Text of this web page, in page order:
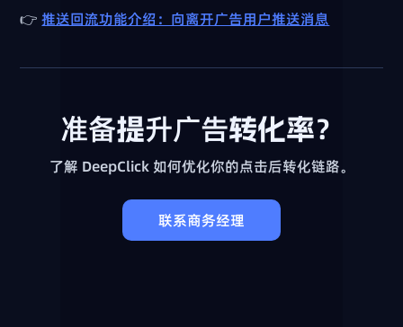
👉推送回流功能介绍：向离开广告用户推送消息
准备提升广告转化率？
了解 DeepClick 如何优化你的点击后转化链路。
联系商务经理